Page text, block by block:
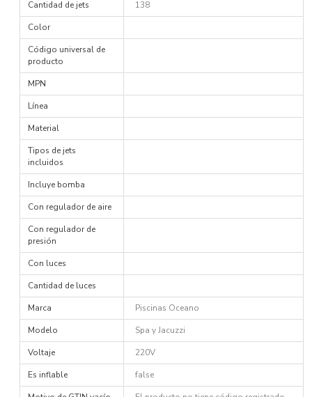
Cantidad de jets
138
Color
Código universal de
producto
MPN
Línea
Material
Tipos de jets
incluidos
Incluye bomba
Con regulador de aire
Con regulador de
presión
Con luces
Cantidad de luces
Marca
Piscinas Oceano
Modelo
Spa y Jacuzzi
Voltaje
220V
Es inflable
false